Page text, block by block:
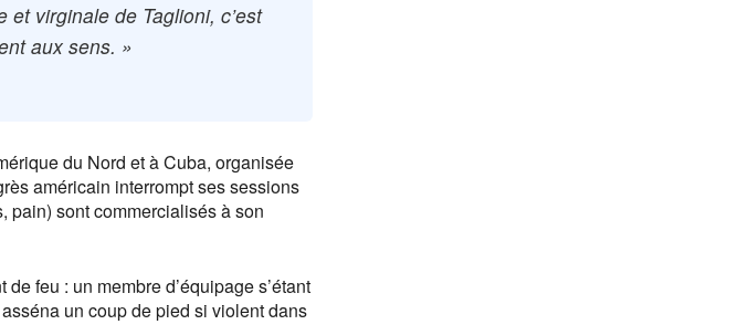
et virginale de Taglioni, c’est
aux sens. »
du Nord et à Cuba, organisée
américain interrompt ses sessions
pain) sont commercialisés à son
feu : un membre d’équipage s’étant
un coup de pied si violent dans